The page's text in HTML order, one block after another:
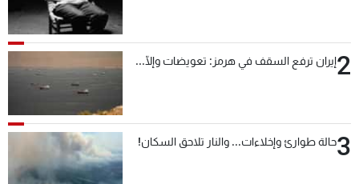
2إيران ترفع السقف في هرمز: تعويضات وإلّا...
3حالة طوارئ وإخلاءات... والنار تلاحق السكان!